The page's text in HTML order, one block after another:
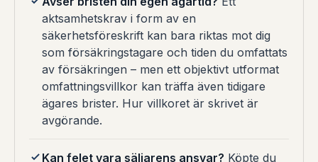
aktsamhetskrav i form av en
säkerhetsföreskrift kan bara riktas mot dig
som försäkringstagare och tiden du omfattats
av försäkringen – men ett objektivt utformat
omfattningsvillkor kan träffa även tidigare
ägares brister. Hur villkoret är skrivet är
avgörande.
Kan felet vara säljarens ansvar? Köpte du